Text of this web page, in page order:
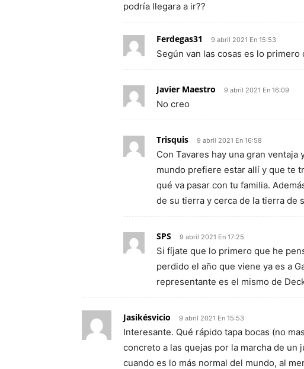
podría llegara a ir??
Ferdegas31 9 abril 2021 En 15:53
Según van las cosas es lo
Javier Maestro 9 abril 2021 En 16:09
No creo
Trisquis 9 abril 2021 En 16:58
Con Tavares hay una gran ventaja
mundo prefiere estar allí y que te
qué va pasar con tu familia.
de su tierra y cerca de la tierra de
SPS 9 abril 2021 En 17:25
Si fíjate que lo primero que he
perdido el año que viene ya es a
representante es el mismo de
Jasikésvicio 9 abril 2021 En 15:53
Interesante. Qué rápido tapa bocas (no
concreto a las quejas por la marcha de un
cuando es lo más normal del mundo, al